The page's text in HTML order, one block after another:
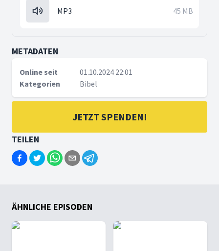
MP3 45 MB
METADATEN
Online seit
01.10.2024 22:01
Kategorien
Bibel
JETZT SPENDEN!
TEILEN
ÄHNLICHE EPISODEN